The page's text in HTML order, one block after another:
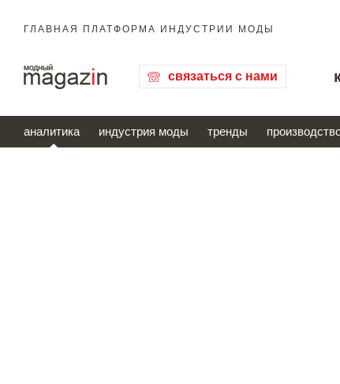
ГЛАВНАЯ ПЛАТФОРМА ИНДУСТРИИ МОДЫ
связаться с нами
аналитика индустрия моды тренды